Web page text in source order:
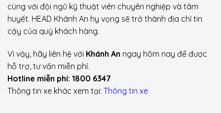
cùng với đội ngũ kỹ thuật viên chuyên nghiệp và tâm
huyết. HEAD Khánh An hy vọng sẽ trở thành địa chỉ tin
cậy của quý khách hàng.
Vì vậy, hãy liên hệ với Khánh An ngay hôm nay để được
hỗ trợ, tư vấn miễn phí.
Hotline miễn phí: 1800 6347
Thông tin xe khác xem tại: Thông tin xe